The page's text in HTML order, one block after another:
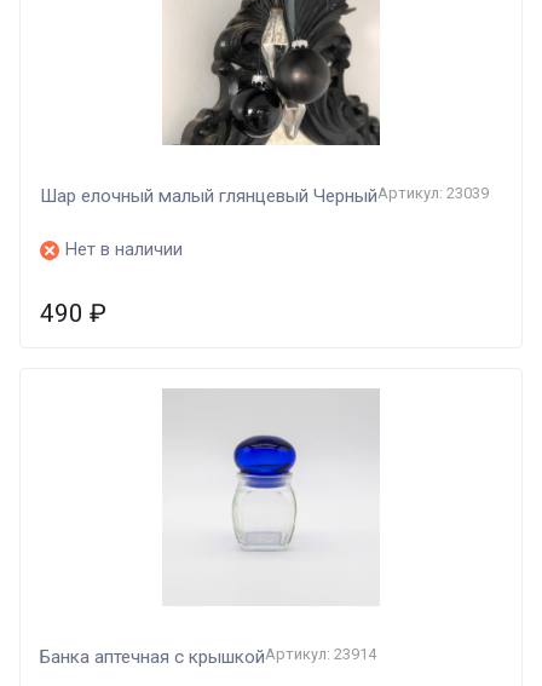
Шар елочный малый глянцевый ЧерныйАртикул: 23039
Нет в наличии
490 ₽
Банка аптечная с крышкойАртикул: 23914